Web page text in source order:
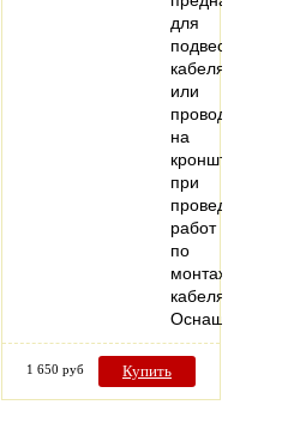
для
подвеса
кабеля
или
провода
на
кронштейны
при
проведении
работ
по
монтажу
кабеля.
Оснащен…
1 650 руб Купить